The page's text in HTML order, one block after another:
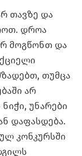
თავზე და
დროა
მოგწონთ და
თუმცა
არ
უნარები
დაფასდება.
კონკურსში